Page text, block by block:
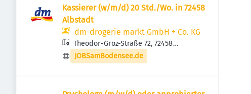
Kassierer (w/m/d) 20 Std./Wo. in 72458
Albstadt
dm-drogerie markt GmbH + Co. KG
Theodor-Groz-Straße 72, 72458
Albstadt, Deutschland
JOBSamBodensee.de